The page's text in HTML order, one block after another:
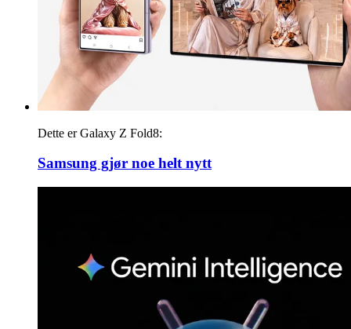
Dette er Galaxy Z Fold8:
Samsung gjør noe helt nytt